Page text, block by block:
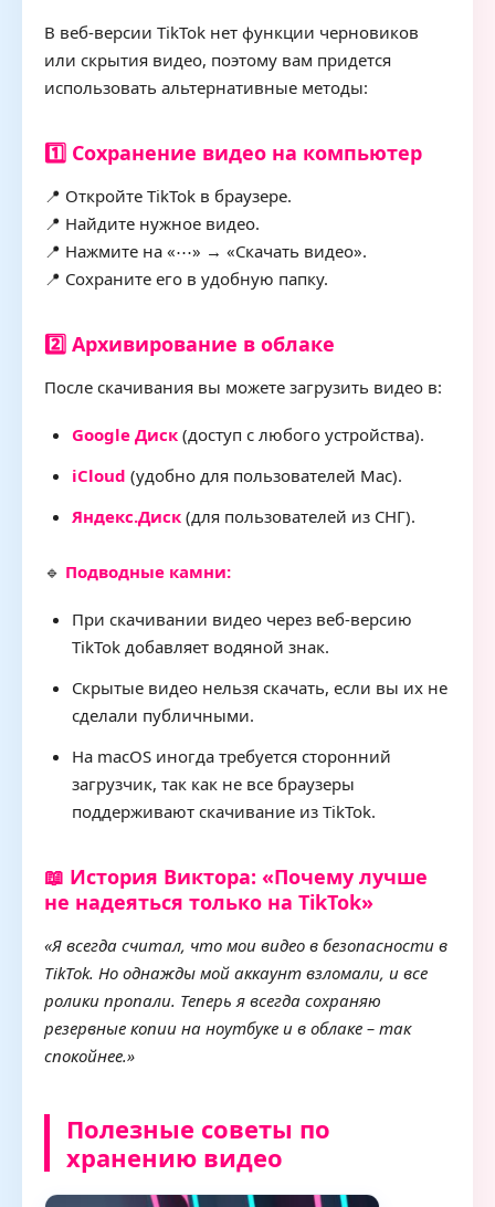
В веб-версии TikTok нет функции черновиков
или скрытия видео, поэтому вам придется
использовать альтернативные методы:
1️⃣ Сохранение видео на компьютер
📍 Откройте TikTok в браузере.
📍 Найдите нужное видео.
📍 Нажмите на «⋯» → «Скачать видео».
📍 Сохраните его в удобную папку.
2️⃣ Архивирование в облаке
После скачивания вы можете загрузить видео в:
Google Диск (доступ с любого устройства).
iCloud (удобно для пользователей Mac).
Яндекс.Диск (для пользователей из СНГ).
🔹 Подводные камни:
При скачивании видео через веб-версию
TikTok добавляет водяной знак.
Скрытые видео нельзя скачать, если вы их не
сделали публичными.
На macOS иногда требуется сторонний
загрузчик, так как не все браузеры
поддерживают скачивание из TikTok.
📖 История Виктора: «Почему лучше
не надеяться только на TikTok»
«Я всегда считал, что мои видео в безопасности в
TikTok. Но однажды мой аккаунт взломали, и все
ролики пропали. Теперь я всегда сохраняю
резервные копии на ноутбуке и в облаке – так
спокойнее.»
Полезные советы по
хранению видео